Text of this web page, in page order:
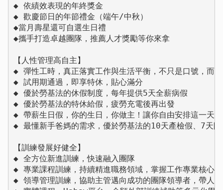
◆ 依績效表現的年終獎金
◆ 歡慶節日的年節禮金（端午/中秋）
◆當月壽星還可自選生日禮
◆攜手打造卓越團隊，推薦人才獎勵等你來拿
【人性管理高自主】
◆ 彈性工時，真正落實工作與生活平衡，不只是口號，而
◆ 試用期通過，即享特休，貼心滿分
◆ 優於勞基法的休假制度，每年提供5天全薪病假
◆ 優於勞基法的特休給假，疲勞充電後再出發
◆ 帶薪生日假，你的生日，你做主！讓你自由安排這一天
◆ 最懂新手爸媽的需求，優於勞基法的10天產檢假、7天
【訓練發展好健全】
◆ 全方位新進訓練，快速融入團隊
◆ 專業課程訓練，持續精進職務領域，掌握工作專業核心
◆ 領導管理訓練，協助主管邁向成功的團隊領導者，帶人